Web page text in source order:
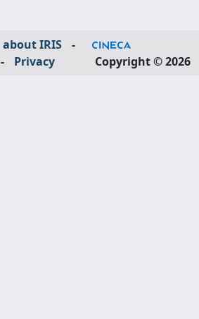
about IRIS
-
- Privacy Copyright © 2026